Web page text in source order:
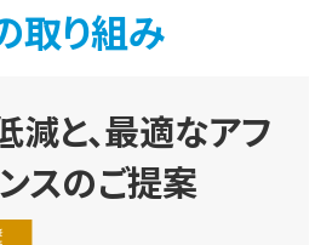
取り組み
と、最適なアフ
スのご提案